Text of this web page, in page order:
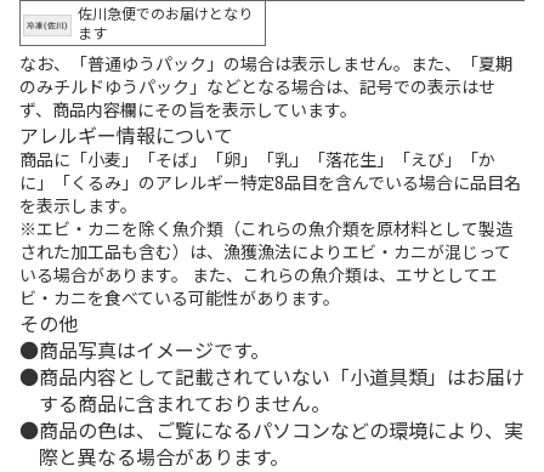
佐川急便でのお届けとなり
ます
なお、「普通ゆうパック」の場合は表示しません。また、「夏期
のみチルドゆうパック」などとなる場合は、記号での表示はせ
ず、商品内容欄にその旨を表示しています。
アレルギー情報について
商品に「小麦」「そば」「卵」「乳」「落花生」「えび」「か
に」「くるみ」のアレルギー特定8品目を含んでいる場合に品目名
を表示します。
※エビ・カニを除く魚介類（これらの魚介類を原材料として製造
された加工品も含む）は、漁獲漁法によりエビ・カニが混じって
いる場合があります。 また、これらの魚介類は、エサとしてエ
ビ・カニを食べている可能性があります。
その他
商品写真はイメージです。
商品内容として記載されていない「小道具類」はお届け
する商品に含まれておりません。
商品の色は、ご覧になるパソコンなどの環境により、実
際と異なる場合があります。